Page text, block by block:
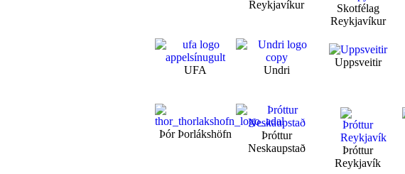
Reykjavíkur
Skotfélag
Reykjavíkur
UFA Undri
Uppsveitir
Þór Þorlákshöfn
Þróttur
Neskaupstað
Þróttur
Reykjavík